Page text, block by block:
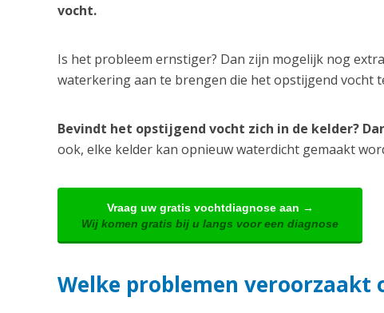
vocht.
Is het probleem ernstiger? Dan zijn mogelijk nog
waterkering aan te brengen die het opstijgend vocht
Bevindt het opstijgend vocht zich in de kelder?
ook, elke kelder kan opnieuw waterdicht gemaakt
Vraag uw gratis vochtdiagnose aan →
Wij komen gratis bij u langs voor een diagnose
Welke problemen veroorzaakt